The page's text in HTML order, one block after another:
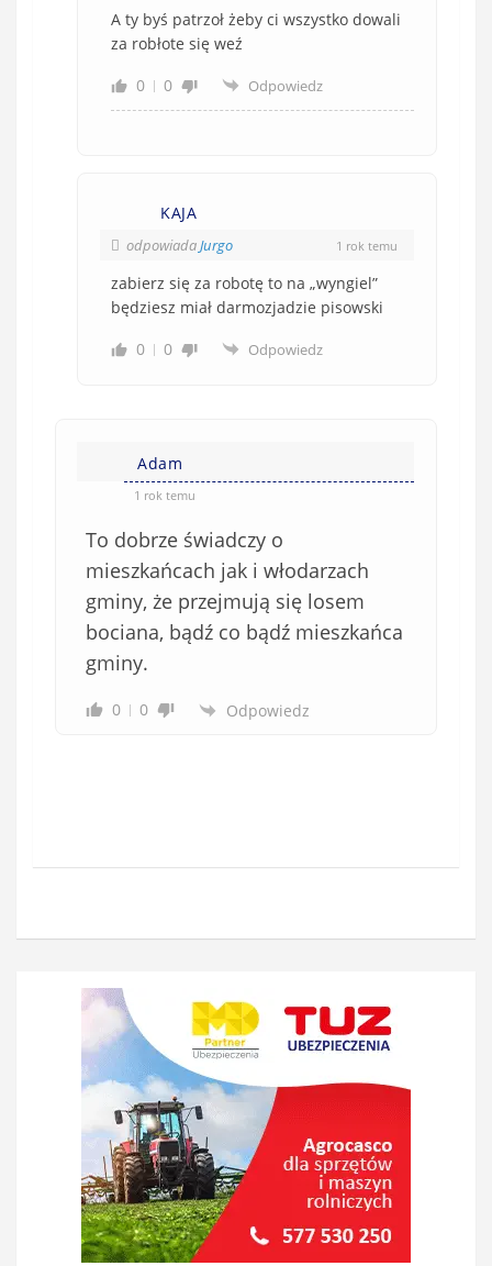
A ty byś patrzoł żeby ci wszystko dowali
za robłote się weź
0
0 Odpowiedz
KAJA
odpowiadaJurgo 1 rok temu
zabierz się za robotę to na „wyngiel”
będziesz miał darmozjadzie pisowski
0
0 Odpowiedz
Adam
1 rok temu
To dobrze świadczy o
mieszkańcach jak i włodarzach
gminy, że przejmują się losem
bociana, bądź co bądź mieszkańca
gminy.
0 0 Odpowiedz